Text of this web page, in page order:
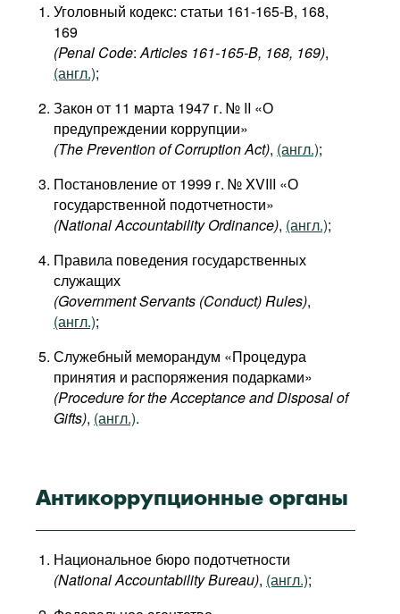
Международных организаций
Литература
Сайты
Документы международных
организаций
Фильмы
Книжная полка
О проекте
Уголовный кодекс: статьи 161-165-B, 168,
169
(Penal Code:Articles 161-165-B, 168, 169),
(англ.);
Закон от 11 марта 1947 г. № II «О
предупреждении коррупции»
(The Prevention of Corruption Act), (англ.);
Постановление от 1999 г. № XVIII «О
государственной подотчетности»
(National Accountability Ordinance), (англ.);
Правила поведения государственных
служащих
(Government Servants (Conduct) Rules),
(англ.);
Служебный меморандум «Процедура
принятия и распоряжения подарками»
(Procedure for the Acceptance and Disposal of
Gifts), (англ.).
Антикоррупционные органы
Национальное бюро подотчетности
(NationalAccountabilityBureau), (англ.);